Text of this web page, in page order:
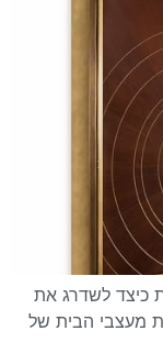
כיצד לשדרג את
מעצבי הבית של